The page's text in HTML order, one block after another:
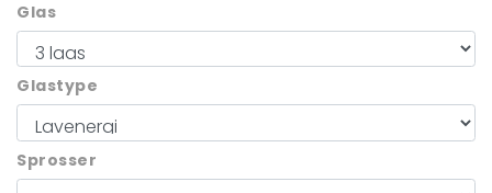
Glas
Glastype
Sprosser